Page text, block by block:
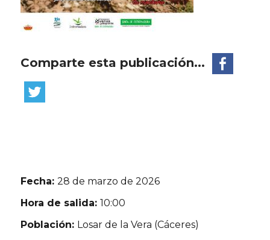
Comparte esta publicación...
Fecha:28 de marzo de 2026
Hora de salida:10:00
Población: Losar de la Vera (Cáceres)